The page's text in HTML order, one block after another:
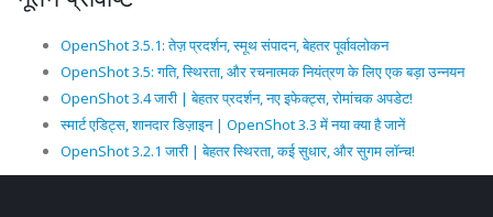
OpenShot 3.5.1: तेज़ प्रदर्शन, स्मूथ संपादन, बेहतर पूर्वावलोकन
OpenShot 3.5: गति, स्थिरता, और रचनात्मक नियंत्रण के लिए एक बड़ा उन्नयन
OpenShot 3.4 जारी | बेहतर प्रदर्शन, नए इफेक्ट्स, रोमांचक अपडेट!
स्मार्ट एडिट्स, शानदार डिज़ाइन | OpenShot 3.3 में नया क्या है जानें
OpenShot 3.2.1 जारी | बेहतर स्थिरता, कई सुधार, और सुगम लॉन्च!